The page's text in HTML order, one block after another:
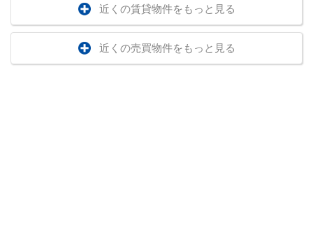
近くの賃貸物件をもっと見る
近くの売買物件をもっと見る